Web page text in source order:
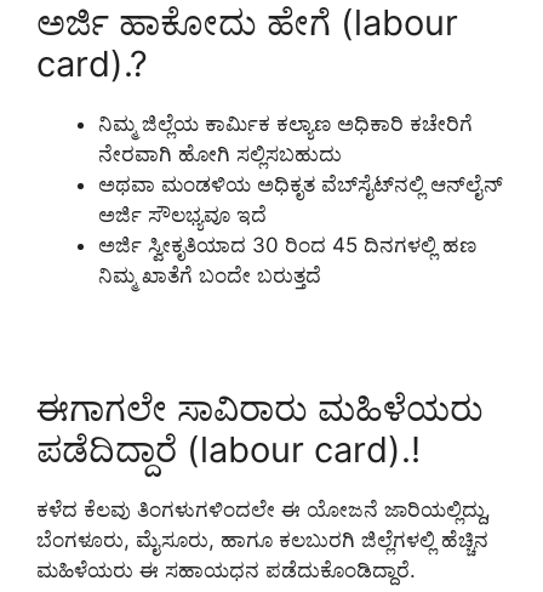
ಅರ್ಜಿ ಹಾಕೋದು ಹೇಗೆ (labour
card).?
ನಿಮ್ಮ ಜಿಲ್ಲೆಯ ಕಾರ್ಮಿಕ ಕಲ್ಯಾಣ ಅಧಿಕಾರಿ ಕಚೇರಿಗೆ
ನೇರವಾಗಿ ಹೋಗಿ ಸಲ್ಲಿಸಬಹುದು
ಅಥವಾ ಮಂಡಳಿಯ ಅಧಿಕೃತ ವೆಬ್‌ಸೈಟ್‌ನಲ್ಲಿ ಆನ್‌ಲೈನ್
ಅರ್ಜಿ ಸೌಲಭ್ಯವೂ ಇದೆ
ಅರ್ಜಿ ಸ್ವೀಕೃತಿಯಾದ 30 ರಿಂದ 45 ದಿನಗಳಲ್ಲಿ ಹಣ
ನಿಮ್ಮ ಖಾತೆಗೆ ಬಂದೇ ಬರುತ್ತದೆ
ಈಗಾಗಲೇ ಸಾವಿರಾರು ಮಹಿಳೆಯರು
ಪಡೆದಿದ್ದಾರೆ (labour card).!
ಕಳೆದ ಕೆಲವು ತಿಂಗಳುಗಳಿಂದಲೇ ಈ ಯೋಜನೆ ಜಾರಿಯಲ್ಲಿದ್ದು,
ಬೆಂಗಳೂರು, ಮೈಸೂರು, ಹಾಗೂ ಕಲಬುರಗಿ ಜಿಲ್ಲೆಗಳಲ್ಲಿ ಹೆಚ್ಚಿನ
ಮಹಿಳೆಯರು ಈ ಸಹಾಯಧನ ಪಡೆದುಕೊಂಡಿದ್ದಾರೆ.